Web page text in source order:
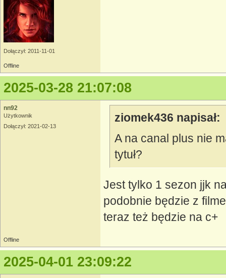
Dołączył: 2011-11-01
Offline
2025-03-28 21:07:08
nn92
Użytkownik
Dołączył: 2021-02-13
ziomek436 napisał:
A na canal plus nie
tytuł?
Jest tylko 1 sezon jjk
podobnie będzie z
teraz też będzie na c+
Offline
2025-04-01 23:09:22